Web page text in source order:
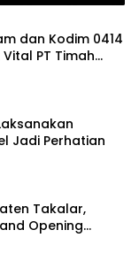
dan Kodim 0414
PT Timah
Jadi Perhatian
Takalar,
Opening
Melayani